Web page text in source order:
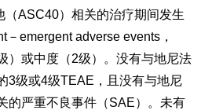
（ASC40）相关的治疗期间发生
－emergent adverse events，
）或中度（2级）。没有与地尼法
3级或4级TEAE，且没有与地尼
的严重不良事件（SAE）。未有